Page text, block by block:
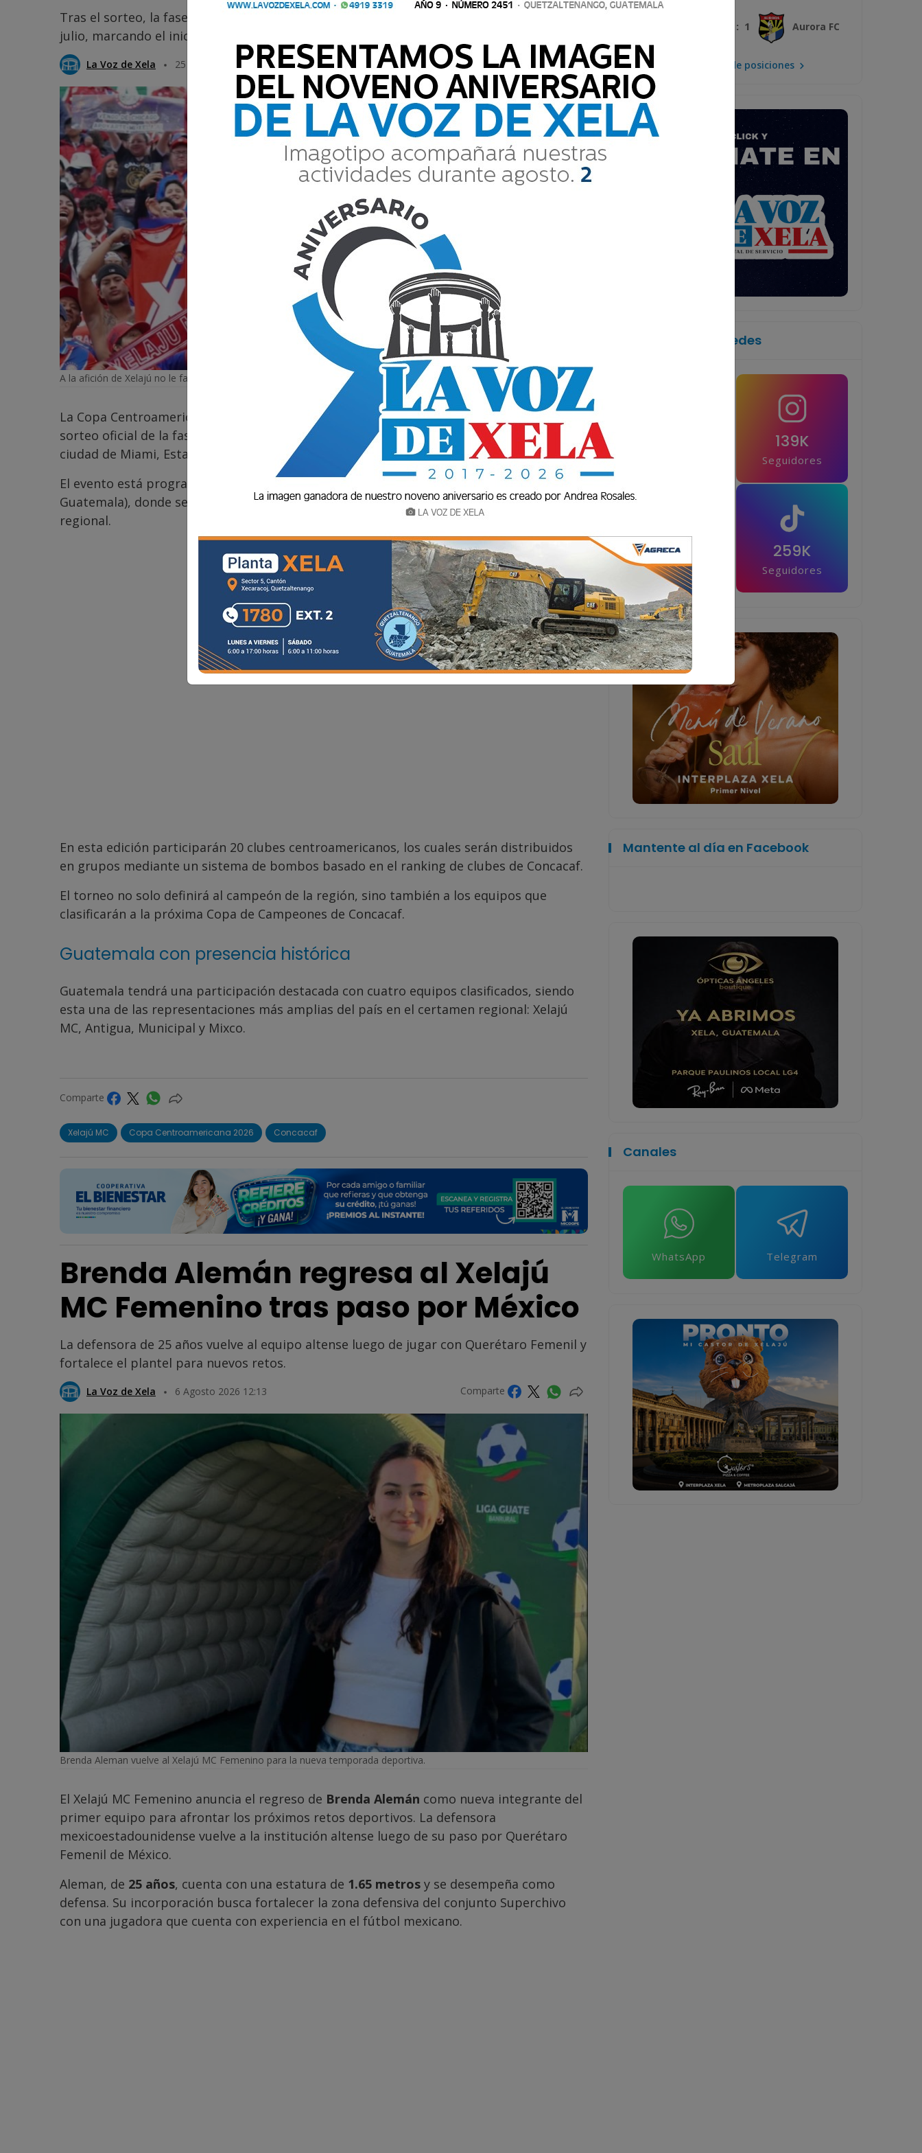
Tras el sorteo, la fase de grupos de la Copa Centroamericana 2026 arrancará a finales de
julio, marcando el inicio del camino hacia la gran final en diciembre.
La Voz de Xela 25 Mayo 2026 09:09 Comparte
A la afición de Xelajú no le falta nada: es de las más fieles y apasionadas de Centroamérica.
La Copa Centroamericana 2026 comienza a tomar forma. La Concacaf confirmó que el
sorteo oficial de la fase de grupos se realizará este martes 26 de mayo de 2026 en la
ciudad de Miami, Estados Unidos.
El evento está programado para iniciar a las 18:00 horas (6:00 de la tarde, hora de
Guatemala), donde se definirán los grupos y el camino de los equipos rumbo al título
regional.
En esta edición participarán 20 clubes centroamericanos, los cuales serán distribuidos
en grupos mediante un sistema de bombos basado en el ranking de clubes de Concacaf.
El torneo no solo definirá al campeón de la región, sino también a los equipos que
clasificarán a la próxima Copa de Campeones de Concacaf.
Guatemala con presencia histórica
Guatemala tendrá una participación destacada con cuatro equipos clasificados, siendo
esta una de las representaciones más amplias del país en el certamen regional: Xelajú
MC, Antigua, Municipal y Mixco.
Comparte
Xelajú MC Copa Centroamericana 2026 Concacaf
Brenda Alemán regresa al Xelajú
MC Femenino tras paso por México
La defensora de 25 años vuelve al equipo altense luego de jugar con Querétaro Femenil y
fortalece el plantel para nuevos retos.
La Voz de Xela 6 Agosto 2026 12:13 Comparte
Brenda Aleman vuelve al Xelajú MC Femenino para la nueva temporada deportiva.
El Xelajú MC Femenino anuncia el regreso de Brenda Alemán como nueva integrante del
primer equipo para afrontar los próximos retos deportivos. La defensora
mexicoestadounidense vuelve a la institución altense luego de su paso por Querétaro
Femenil de México.
Aleman, de 25 años, cuenta con una estatura de 1.65 metros y se desempeña como
defensa. Su incorporación busca fortalecer la zona defensiva del conjunto Superchivo
con una jugadora que cuenta con experiencia en el fútbol mexicano.
3 : 1 Aurora FC
Mira la tabla de posiciones
Síguenos en las redes
139K
Seguidores
42.5K
Seguidores
259K
Seguidores
Mantente al día en Facebook
Canales
WhatsApp Telegram